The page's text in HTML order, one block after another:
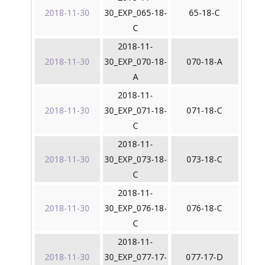
2018-11-30
30_EXP_065-18-
C
65-18-C
2018-11-30
2018-11-
30_EXP_070-18-
A
070-18-A
2018-11-30
2018-11-
30_EXP_071-18-
C
071-18-C
2018-11-30
2018-11-
30_EXP_073-18-
C
073-18-C
2018-11-30
2018-11-
30_EXP_076-18-
C
076-18-C
2018-11-30
2018-11-
30_EXP_077-17-
077-17-D